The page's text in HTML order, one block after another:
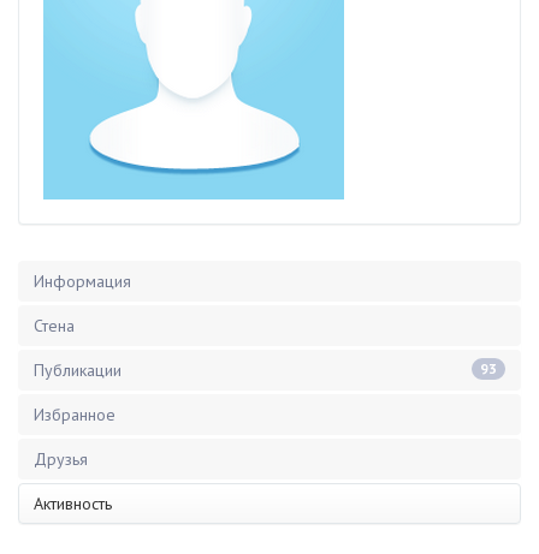
Информация
Стена
Публикации 93
Избранное
Друзья
Активность